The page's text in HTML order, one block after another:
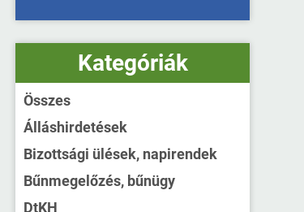
Kategóriák
Összes
Álláshirdetések
Bizottsági ülések, napirendek
Bűnmegelőzés, bűnügy
DtKH